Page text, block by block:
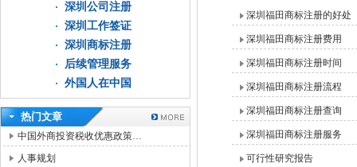
深圳公司注册
深圳工作签证
深圳商标注册
后续管理服务
外国人在中国
热门文章
中国外商投资税收优惠政策…
人事规划
深圳福田商标注册的好处
深圳福田商标注册费用
深圳福田商标注册时间
深圳福田商标注册流程
深圳福田商标注册查询
深圳福田商标注册服务
可行性研究报告